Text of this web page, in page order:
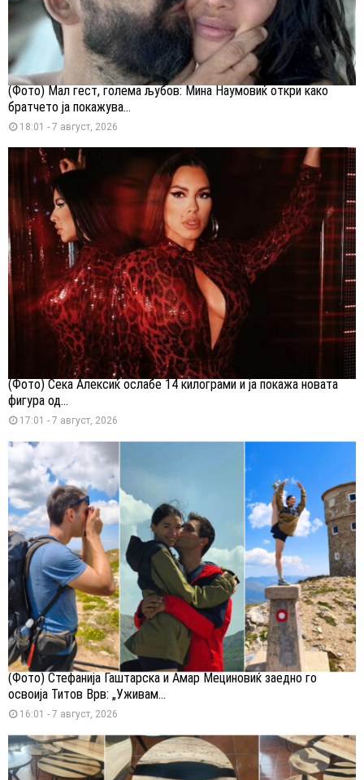
(Фото) Мал гест, голема љубов: Мина Наумовиќ откри како
братчето ја покажува...
18:01 - 7 август, 2026
(Фото) Сека Алексиќ ослабе 14 килограми и ја покажа новата
фигура од...
17:01 - 7 август, 2026
(Фото) Стефанија Гаштарска и Амар Мециновиќ заедно го
освоија Титов Врв: „Уживам...
16:01 - 7 август, 2026